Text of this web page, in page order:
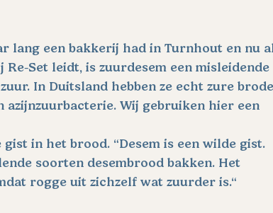
lang een bakkerij had in Turnhout en nu
Set leidt, is zuurdesem een misleidende
In Duitsland hebben ze echt zure
azijnzuurbacterie. Wij gebruiken hier een
in het brood. “Desem is een wilde gist.
soorten desembrood bakken. Het
rogge uit zichzelf wat zuurder is.“